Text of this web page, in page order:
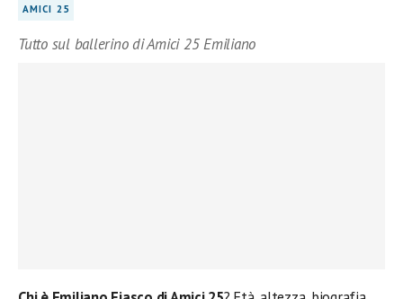
AMICI 25
Tutto sul ballerino di Amici 25 Emiliano